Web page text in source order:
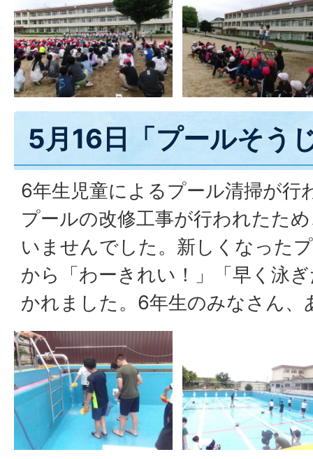
5月16日「プールそう
6年生児童によるプール清掃が行
プールの改修工事が行われたた
いませんでした。新しくなった
から「わーきれい！」「早く泳
かれました。6年生のみなさん、